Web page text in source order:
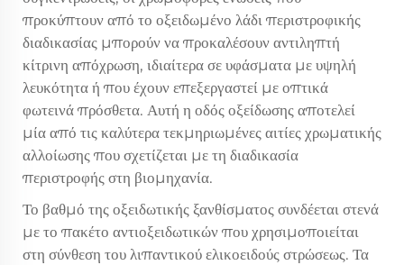
προκύπτουν από το οξειδωμένο λάδι περιστροφικής
διαδικασίας μπορούν να προκαλέσουν αντιληπτή
κίτρινη απόχρωση, ιδιαίτερα σε υφάσματα με υψηλή
λευκότητα ή που έχουν επεξεργαστεί με οπτικά
φωτεινά πρόσθετα. Αυτή η οδός οξείδωσης αποτελεί
μία από τις καλύτερα τεκμηριωμένες αιτίες χρωματικής
αλλοίωσης που σχετίζεται με τη διαδικασία
περιστροφής στη βιομηχανία.
Το βαθμό της οξειδωτικής ξανθίσματος συνδέεται στενά
με το πακέτο αντιοξειδωτικών που χρησιμοποιείται
στη σύνθεση του λιπαντικού ελικοειδούς στρώσεως. Τα